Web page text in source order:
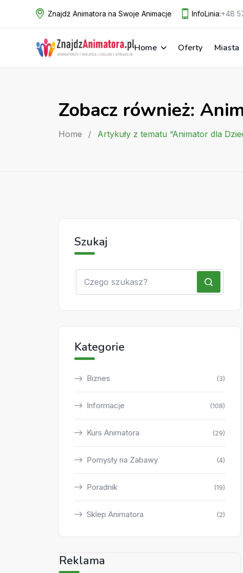
Znajdź Animatora na Swoje Animacje InfoLinia:+48
Home Oferty Miasta
Zobacz również:
Home / Artykuły z tematu “Animator dla
Szukaj
Kategorie
Biznes (3)
Informacje (108)
Kurs Animatora (29)
Pomysły na Zabawy (4)
Poradnik (19)
Sklep Animatora (2)
Reklama